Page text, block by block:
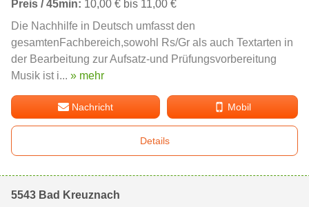
Preis / 45min: 10,00 € bis 11,00 €
Die Nachhilfe in Deutsch umfasst den
gesamtenFachbereich,sowohl Rs/Gr als auch Textarten in
der Bearbeitung zur Aufsatz-und Prüfungsvorbereitung
Musik ist i... » mehr
Nachricht Mobil
Details
5543 Bad Kreuznach